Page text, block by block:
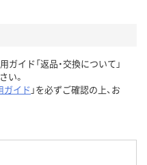
ガイド「返品・交換について」
い。
ガイド 」を必ずご確認の上、お